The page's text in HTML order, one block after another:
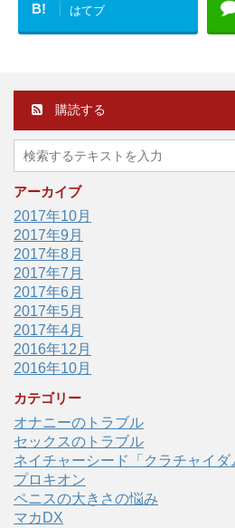
B! はてブ
購読する
アーカイブ
2017年10月
2017年9月
2017年8月
2017年7月
2017年6月
2017年5月
2017年4月
2016年12月
2016年10月
カテゴリー
オナニーのトラブル
セックスのトラブル
ネイチャーシード「クラチャイダ
プロキオン
ペニスの大きさの悩み
マカDX